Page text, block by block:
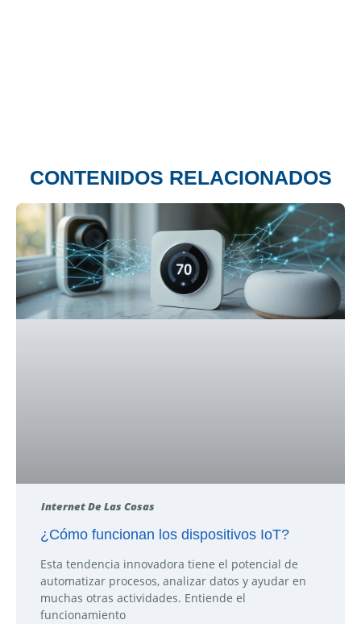
CONTENIDOS RELACIONADOS
Internet De Las Cosas
¿Cómo funcionan los dispositivos IoT?
Esta tendencia innovadora tiene el potencial de
automatizar procesos, analizar datos y ayudar en
muchas otras actividades. Entiende el
funcionamiento